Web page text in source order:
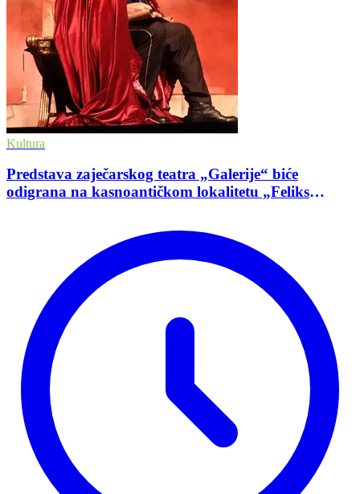
Kultura
Predstava zaječarskog teatra „Galerije“ biće
odigrana na kasnoantičkom lokalitetu „Feliks